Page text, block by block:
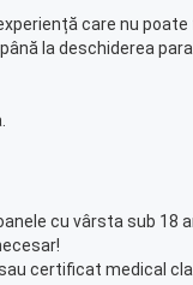
care nu
la deschiderea
cu vârsta sub 18
certificat medical